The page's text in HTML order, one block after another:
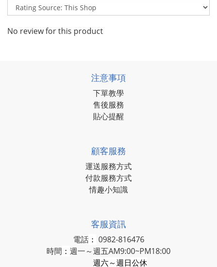
No review for this product
注意事項
下單教學
售後服務
貼心提醒
顧客服務
運送服務方式
付款服務方式
情趣小知識
客服資訊
電話： 0982-816476
時間 ： 週一～週五AM9:00~PM18:00
週六～週日公休